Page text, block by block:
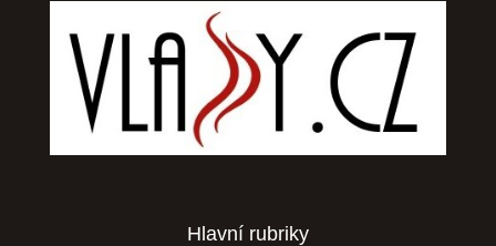
Hlavní rubriky